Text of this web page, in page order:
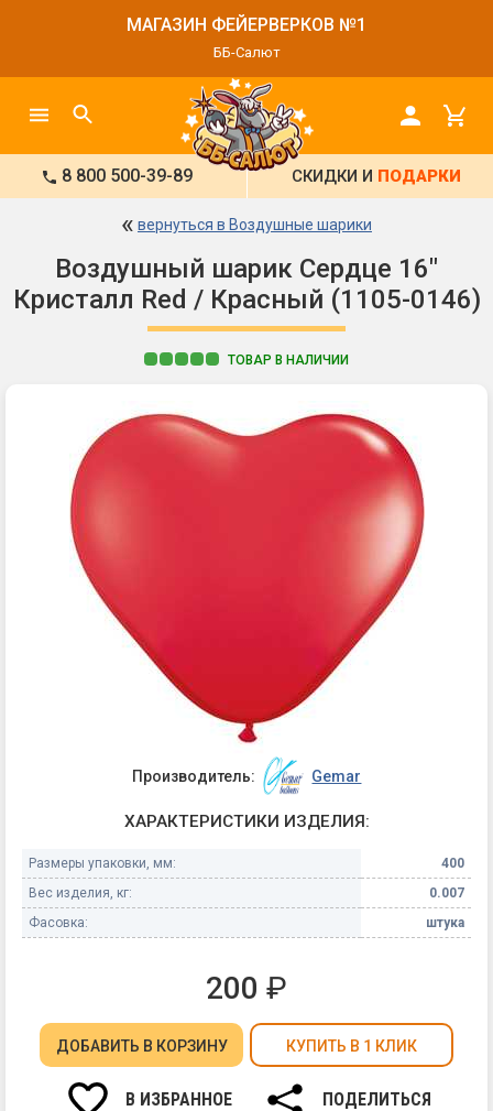
МАГАЗИН ФЕЙЕРВЕРКОВ №1
ББ-Салют
8 800 500-39-89 СКИДКИ И ПОДАРКИ
« вернуться в Воздушные шарики
Воздушный шарик Сердце 16"
Кристалл Red / Красный (1105-0146)
ТОВАР В НАЛИЧИИ
Производитель: Gemar
ХАРАКТЕРИСТИКИ ИЗДЕЛИЯ:
Размеры упаковки, мм:
400
Вес изделия, кг:
0.007
Фасовка:
штука
200 ₽
ДОБАВИТЬ В КОРЗИНУ КУПИТЬ В 1 КЛИК
В ИЗБРАННОЕ ПОДЕЛИТЬСЯ